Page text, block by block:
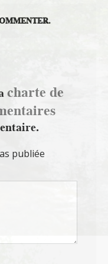
charte de
publiée